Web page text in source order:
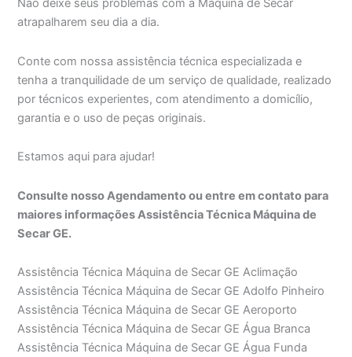
Não deixe seus problemas com a Máquina de Secar
atrapalharem seu dia a dia.
Conte com nossa assistência técnica especializada e
tenha a tranquilidade de um serviço de qualidade, realizado
por técnicos experientes, com atendimento a domicílio,
garantia e o uso de peças originais.
Estamos aqui para ajudar!
Consulte nosso Agendamento ou entre em contato para
maiores informações Assistência Técnica Máquina de
Secar GE.
Assistência Técnica Máquina de Secar GE Aclimação
Assistência Técnica Máquina de Secar GE Adolfo Pinheiro
Assistência Técnica Máquina de Secar GE Aeroporto
Assistência Técnica Máquina de Secar GE Água Branca
Assistência Técnica Máquina de Secar GE Água Funda